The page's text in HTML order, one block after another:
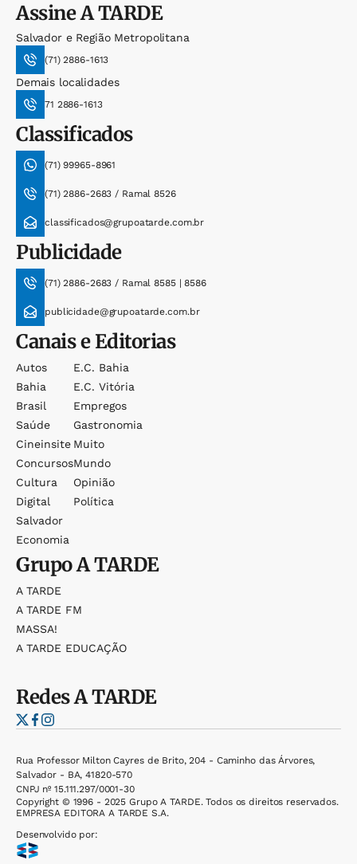
AssineA TARDE
Salvador e Região Metropolitana
(71) 2886-1613
Demais localidades
71 2886-1613
Classificados
(71) 99965-8961
(71) 2886-2683 / Ramal 8526
classificados@grupoatarde.com.br
Publicidade
(71) 2886-2683 / Ramal 8585 | 8586
publicidade@grupoatarde.com.br
Canais e Editorias
Autos
Bahia
Brasil
Saúde
Cineinsite
Concursos
Cultura
Digital
Salvador
Economia
E.c. Bahia
E.c. Vitória
Empregos
Gastronomia
Muito
Mundo
Opinião
Política
GrupoA TARDE
A TARDE
A TARDE FM
MASSA!
A TARDE EDUCAÇÃO
RedesA TARDE
Rua Professor Milton Cayres de Brito, 204 - Caminho das Árvores,
Salvador - BA, 41820-570
CNPJ nº 15.111.297/0001-30
Copyright © 1996 - 2025 Grupo A TARDE. Todos os direitos reservados.
EMPRESA EDITORA A TARDE S.A.
Desenvolvido por: